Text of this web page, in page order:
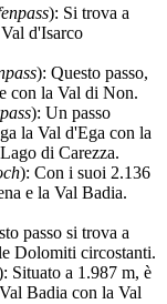
): Si trova a
d'Isarco
): Questo passo,
con la Val di Non.
): Un passo
la Val d'Ega con la
di Carezza.
): Con i suoi 2.136
e la Val Badia.
passo si trova a
Dolomiti circostanti.
Situato a 1.987 m, è
Badia con la Val